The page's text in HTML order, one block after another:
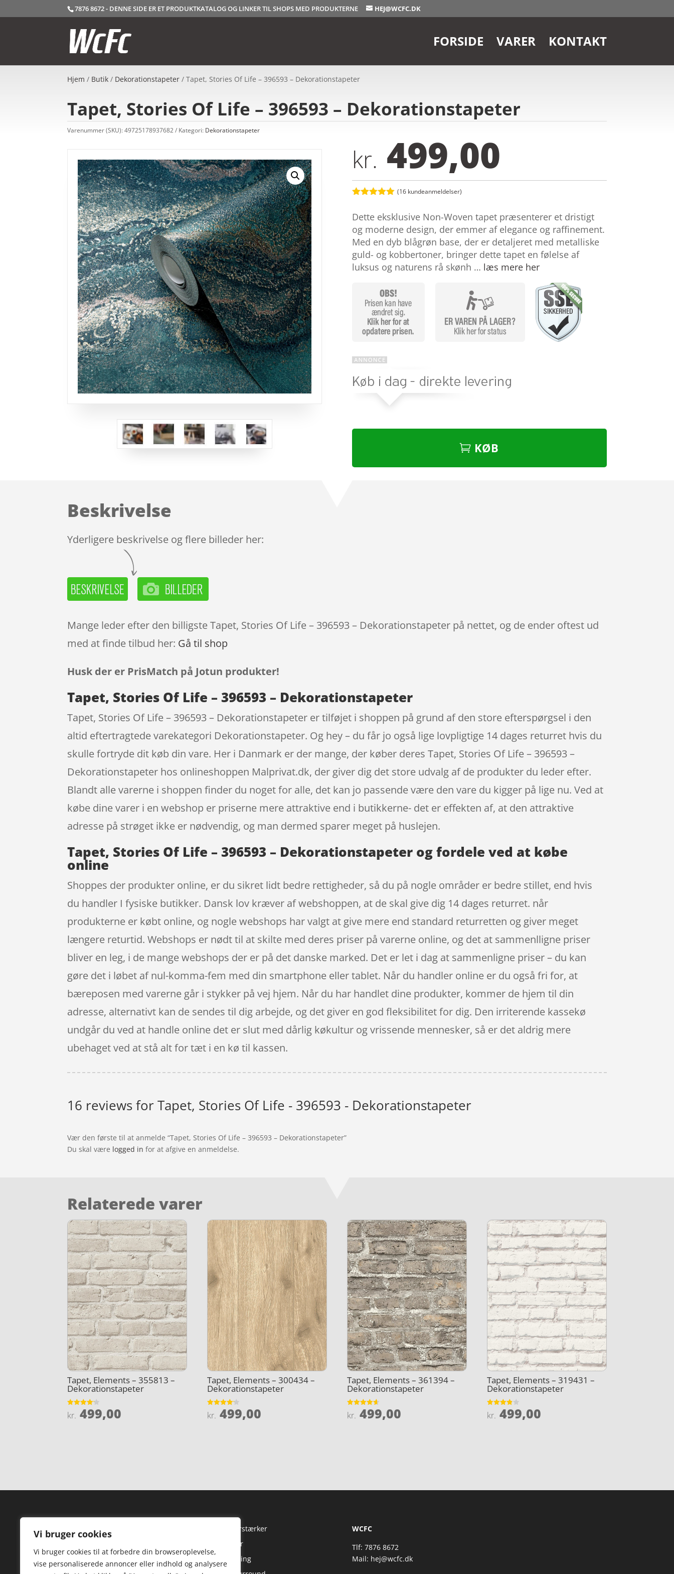
Vi bruger cookies
Vi bruger cookies til at forbedre din browseroplevelse,
vise personaliserede annoncer eller indhold og analysere
7876 8672 - DENNE SIDE ER ET PRODUKTKATALOG OG LINKER TIL SHOPS MED PRODUKTERNE HEJ@WCFC.DK
FORSIDE VARER KONTAKT
Hjem / Butik / Dekorationstapeter / Tapet, Stories Of Life – 396593 – Dekorationstapeter
Tapet, Stories Of Life – 396593 – Dekorationstapeter
Varenummer (SKU):49725178937682 Kategori: Dekorationstapeter
kr. 499,00
af 5
baseret på
kundebedøm
melser
(16kundeanmeldelser)
Dette eksklusive Non-Woven tapet præsenterer et dristigt
og moderne design, der emmer af elegance og raffinement.
Med en dyb blågrøn base, der er detaljeret med metalliske
guld- og kobbertoner, bringer dette tapet en følelse af
luksus og naturens rå skønh … læs mere her
KØB
Beskrivelse
Yderligere beskrivelse og flere billeder her:
Mange leder efter den billigste Tapet, Stories Of Life – 396593 – Dekorationstapeter på nettet, og de ender oftest ud
med at finde tilbud her: Gå til shop
Husk der er PrisMatch på Jotun produkter!
Tapet, Stories Of Life – 396593 – Dekorationstapeter
Tapet, Stories Of Life – 396593 – Dekorationstapeter er tilføjet i shoppen på grund af den store efterspørgsel i den
altid eftertragtede varekategori Dekorationstapeter. Og hey – du får jo også lige lovpligtige 14 dages returret hvis du
skulle fortryde dit køb din vare. Her i Danmark er der mange, der køber deres Tapet, Stories Of Life – 396593 –
Dekorationstapeter hos onlineshoppen Malprivat.dk, der giver dig det store udvalg af de produkter du leder efter.
Blandt alle varerne i shoppen finder du noget for alle, det kan jo passende være den vare du kigger på lige nu. Ved at
købe dine varer i en webshop er priserne mere attraktive end i butikkerne- det er effekten af, at den attraktive
adresse på strøget ikke er nødvendig, og man dermed sparer meget på huslejen.
Tapet, Stories Of Life – 396593 – Dekorationstapeter og fordele ved at købe
online
Shoppes der produkter online, er du sikret lidt bedre rettigheder, så du på nogle områder er bedre stillet, end hvis
du handler I fysiske butikker. Dansk lov kræver af webshoppen, at de skal give dig 14 dages returret. når
produkterne er købt online, og nogle webshops har valgt at give mere end standard returretten og giver meget
længere returtid. Webshops er nødt til at skilte med deres priser på varerne online, og det at sammenlligne priser
bliver en leg, i de mange webshops der er på det danske marked. Det er let i dag at sammenligne priser – du kan
gøre det i løbet af nul-komma-fem med din smartphone eller tablet. Når du handler online er du også fri for, at
bæreposen med varerne går i stykker på vej hjem. Når du har handlet dine produkter, kommer de hjem til din
adresse, alternativt kan de sendes til dig arbejde, og det giver en god fleksibilitet for dig. Den irriterende kassekø
undgår du ved at handle online det er slut med dårlig køkultur og vrissende mennesker, så er det aldrig mere
ubehaget ved at stå alt for tæt i en kø til kassen.
16 reviews forTapet, Stories Of Life - 396593 - Dekorationstapeter
Vær den første til at anmelde “Tapet, Stories Of Life – 396593 – Dekorationstapeter”
Du skal være logged in for at afgive en anmeldelse.
Relaterede varer
Tapet, Elements – 355813 –
Dekorationstapeter
Vurderet
4.1
kr. 499,00
Tapet, Elements – 300434 –
Dekorationstapeter
Vurderet
4.1
kr. 499,00
Tapet, Elements – 361394 –
Dekorationstapeter
Vurderet
4.6
kr. 499,00
Tapet, Elements – 319431 –
Dekorationstapeter
Vurderet
3.8
kr. 499,00
Forside
Kontakt
HiFi Forstærker
Højtaler
Streaming
WCFC
Tlf: 7876 8672
Mail: hej@wcfc.dk